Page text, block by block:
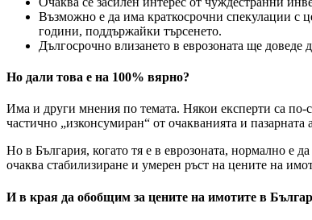
Възможно е да има краткосрочни спекулации с
години, поддържайки търсенето.
Дългосрочно влизането в еврозоната ще
Но дали това е на 100% вярно?
Има и други мнения по темата. Някои експерти са по-
частично „изконсумиран“ от очакванията и
Но в България, когато тя е в еврозоната, нормално е
очаква стабилизиране и умерен ръст на цените на
И в края да обобщим за цените на имотите в